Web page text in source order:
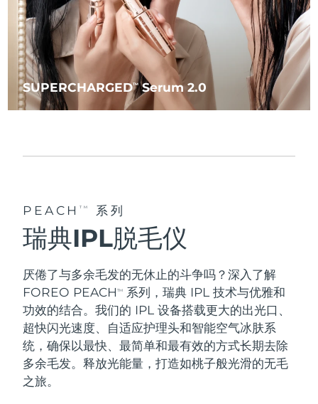
SUPERCHARGEDTMSerum 2.0
PEACH TM 系列
瑞典IPL脱毛仪
厌倦了与多余毛发的无休止的斗争吗？深入了解
FOREO PEACHTM
系列，瑞典 IPL 技术与优雅和
功效的结合。我们的 IPL 设备搭载更大的出光口、
超快闪光速度、自适应护理头和智能空气冰肤系
统，确保以最快、最简单和最有效的方式长期去除
多余毛发。释放光能量，打造如桃子般光滑的无毛
之旅。